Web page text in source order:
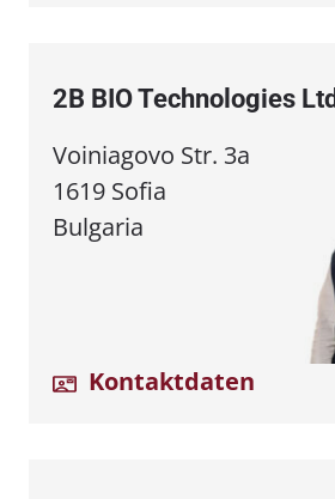
2B BIO Technologies Ltd
Voiniagovo Str. 3a
1619 Sofia
Bulgaria
Kontaktdaten